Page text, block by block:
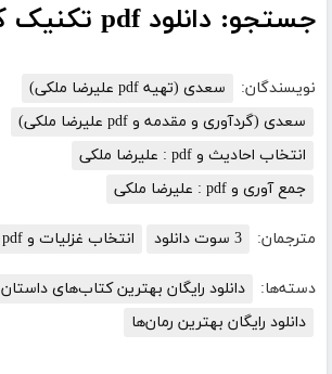
جستجو: دانلود pdf تکنیک کریا یوگا
نویسندگان:
سعدی (تهیه pdf علیرضا ملکی)
سعدی (گردآوری و مقدمه و pdf علیرضا ملکی)
انتخاب احادیث و pdf : علیرضا ملکی
جمع آوری و pdf : علیرضا ملکی
مترجمان: 3 سوت دانلود انتخاب غزلیات و pdf : علیرضا ملکی
دسته‌ها:
دانلود رایگان بهترین کتاب‌های داستان
دانلود رایگان بهترین رمان‌ها